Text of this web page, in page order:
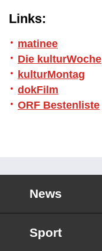
Links:
matinee
Die kulturWoche
kulturMontag
dokFilm
ORF Bestenliste
News
Sport